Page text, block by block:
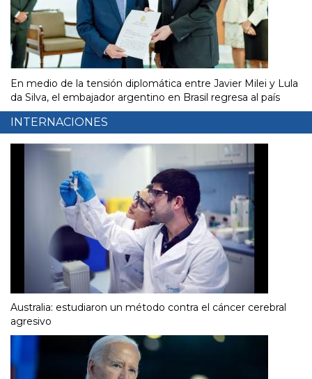
En medio de la tensión diplomática entre Javier Milei y Lula
da Silva, el embajador argentino en Brasil regresa al país
INTERNACIONES
Australia: estudiaron un método contra el cáncer cerebral
agresivo